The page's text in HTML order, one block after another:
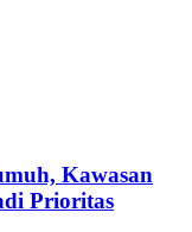
Kawasan
Prioritas